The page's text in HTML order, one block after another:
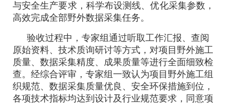
与安全生产要求，科学布设测线、优化采集参数，
高效完成全部野外数据采集任务。
验收过程中，专家组通过听取工作汇报、查阅
原始资料、技术质询研讨等方式，对项目野外施工
质量、数据采集精度、成果质量等进行全面细致检
查。经综合评审，专家组一致认为项目野外施工组
织规范、数据采集质量优良、安全环保措施到位，
各项技术指标均达到设计及行业规范要求，同意项